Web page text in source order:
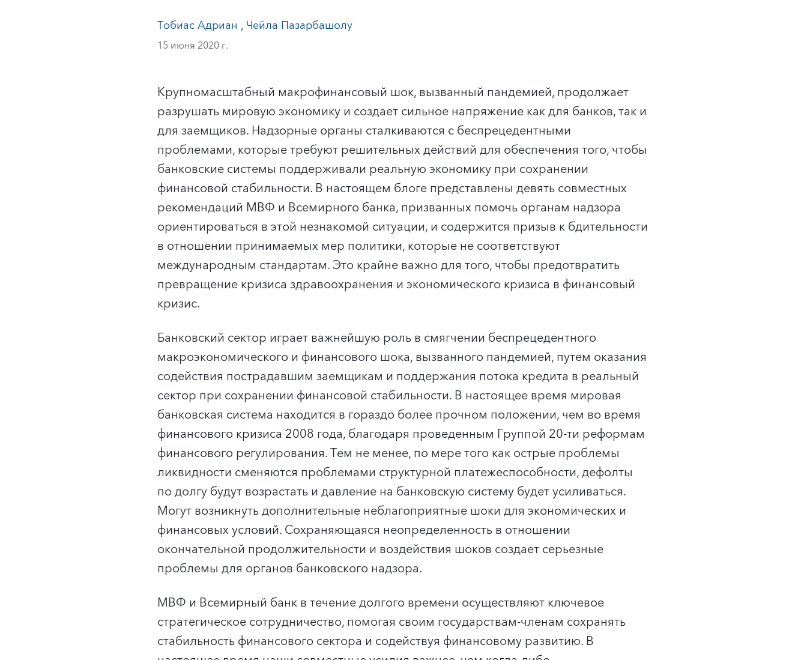
Тобиас Адриан ,Чейла Пазарбашолу
15 июня 2020 г.
Крупномасштабный макрофинансовый шок, вызванный пандемией, продолжает
разрушать мировую экономику и создает сильное напряжение как для банков, так и
для заемщиков. Надзорные органы сталкиваются с беспрецедентными
проблемами, которые требуют решительных действий для обеспечения того, чтобы
банковские системы поддерживали реальную экономику при сохранении
финансовой стабильности. В настоящем блоге представлены девять совместных
рекомендаций МВФ и Всемирного банка, призванных помочь органам надзора
ориентироваться в этой незнакомой ситуации, и содержится призыв к бдительности
в отношении принимаемых мер политики, которые не соответствуют
международным стандартам. Это крайне важно для того, чтобы предотвратить
превращение кризиса здравоохранения и экономического кризиса в финансовый
кризис.
Банковский сектор играет важнейшую роль в смягчении беспрецедентного
макроэкономического и финансового шока, вызванного пандемией, путем оказания
содействия пострадавшим заемщикам и поддержания потока кредита в реальный
сектор при сохранении финансовой стабильности. В настоящее время мировая
банковская система находится в гораздо более прочном положении, чем во время
финансового кризиса 2008 года, благодаря проведенным Группой 20-ти реформам
финансового регулирования. Тем не менее, по мере того как острые проблемы
ликвидности сменяются проблемами структурной платежеспособности, дефолты
по долгу будут возрастать и давление на банковскую систему будет усиливаться.
Могут возникнуть дополнительные неблагоприятные шоки для экономических и
финансовых условий. Сохраняющаяся неопределенность в отношении
окончательной продолжительности и воздействия шоков создает серьезные
проблемы для органов банковского надзора.
МВФ и Всемирный банк в течение долгого времени осуществляют ключевое
стратегическое сотрудничество, помогая своим государствам-членам сохранять
стабильность финансового сектора и содействуя финансовому развитию. В